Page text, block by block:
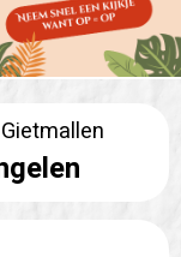
Gietmallen